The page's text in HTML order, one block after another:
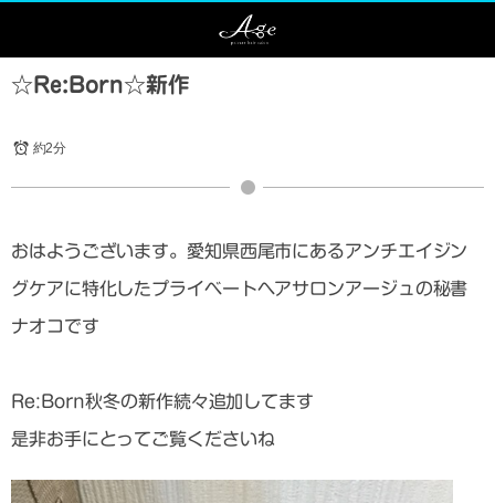
☆Re:Born☆新作
約2分
おはようございます。愛知県西尾市にあるアンチエイジン
グケアに特化したプライベートヘアサロンアージュの秘書
ナオコです
Re:Born秋冬の新作続々追加してます
是非お手にとってご覧くださいね